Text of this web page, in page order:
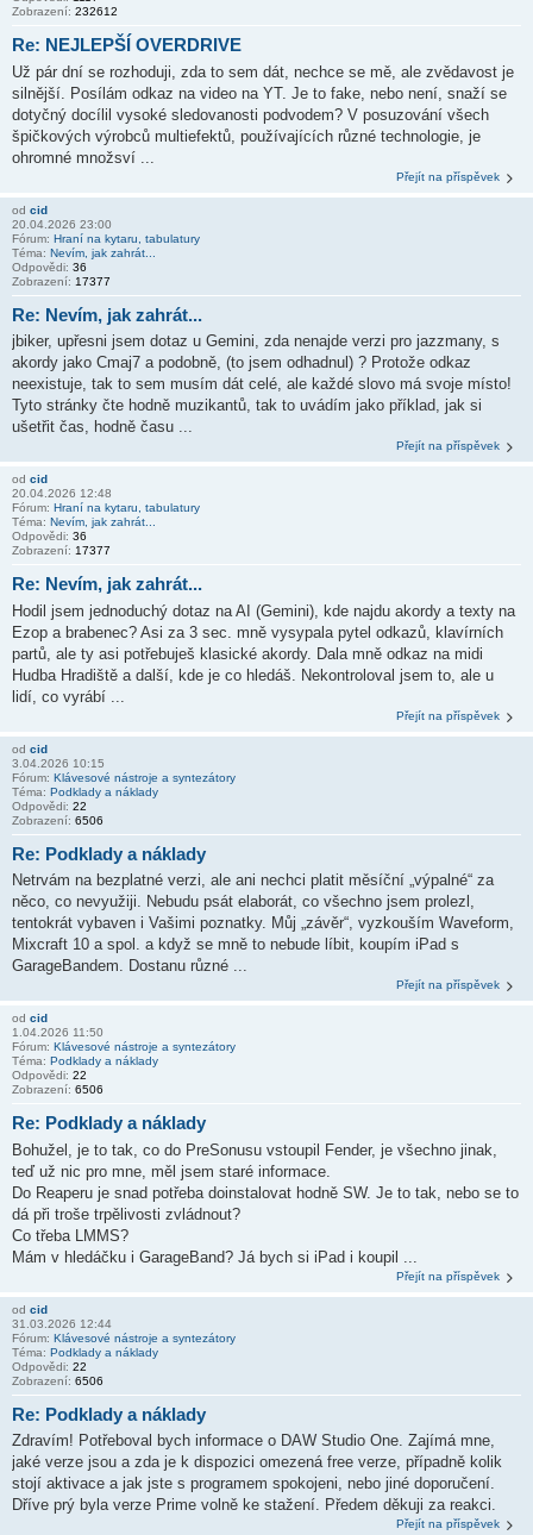
Zobrazení: 232612
Re: NEJLEPŠÍ OVERDRIVE
Už pár dní se rozhoduji, zda to sem dát, nechce se mě, ale zvědavost je
silnější. Posílám odkaz na video na YT. Je to fake, nebo není, snaží se
dotyčný docílil vysoké sledovanosti podvodem? V posuzování všech
špičkových výrobců multiefektů, používajících různé technologie, je
ohromné množsví ...
Přejít na příspěvek
od cid
20.04.2026 23:00
Fórum: Hraní na kytaru, tabulatury
Téma: Nevím, jak zahrát...
Odpovědi: 36
Zobrazení: 17377
Re: Nevím, jak zahrát...
jbiker, upřesni jsem dotaz u Gemini, zda nenajde verzi pro jazzmany, s
akordy jako Cmaj7 a podobně, (to jsem odhadnul) ? Protože odkaz
neexistuje, tak to sem musím dát celé, ale každé slovo má svoje místo!
Tyto stránky čte hodně muzikantů, tak to uvádím jako příklad, jak si
ušetřit čas, hodně času ...
Přejít na příspěvek
od cid
20.04.2026 12:48
Fórum: Hraní na kytaru, tabulatury
Téma: Nevím, jak zahrát...
Odpovědi: 36
Zobrazení: 17377
Re: Nevím, jak zahrát...
Hodil jsem jednoduchý dotaz na AI (Gemini), kde najdu akordy a texty na
Ezop a brabenec? Asi za 3 sec. mně vysypala pytel odkazů, klavírních
partů, ale ty asi potřebuješ klasické akordy. Dala mně odkaz na midi
Hudba Hradiště a další, kde je co hledáš. Nekontroloval jsem to, ale u
lidí, co vyrábí ...
Přejít na příspěvek
od cid
3.04.2026 10:15
Fórum: Klávesové nástroje a syntezátory
Téma: Podklady a náklady
Odpovědi: 22
Zobrazení: 6506
Re: Podklady a náklady
Netrvám na bezplatné verzi, ale ani nechci platit měsíční „výpalné“ za
něco, co nevyužiji. Nebudu psát elaborát, co všechno jsem prolezl,
tentokrát vybaven i Vašimi poznatky. Můj „závěr“, vyzkouším Waveform,
Mixcraft 10 a spol. a když se mně to nebude líbit, koupím iPad s
GarageBandem. Dostanu různé ...
Přejít na příspěvek
od cid
1.04.2026 11:50
Fórum: Klávesové nástroje a syntezátory
Téma: Podklady a náklady
Odpovědi: 22
Zobrazení: 6506
Re: Podklady a náklady
Bohužel, je to tak, co do PreSonusu vstoupil Fender, je všechno jinak,
teď už nic pro mne, měl jsem staré informace.
Do Reaperu je snad potřeba doinstalovat hodně SW. Je to tak, nebo se to
dá při troše trpělivosti zvládnout?
Co třeba LMMS?
Mám v hledáčku i GarageBand? Já bych si iPad i koupil ...
Přejít na příspěvek
od cid
31.03.2026 12:44
Fórum: Klávesové nástroje a syntezátory
Téma: Podklady a náklady
Odpovědi: 22
Zobrazení: 6506
Re: Podklady a náklady
Zdravím! Potřeboval bych informace o DAW Studio One. Zajímá mne,
jaké verze jsou a zda je k dispozici omezená free verze, případně kolik
stojí aktivace a jak jste s programem spokojeni, nebo jiné doporučení.
Dříve prý byla verze Prime volně ke stažení. Předem děkuji za reakci.
Přejít na příspěvek